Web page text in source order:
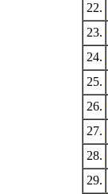
22.
23.
24.
25.
26.
27.
28.
29.